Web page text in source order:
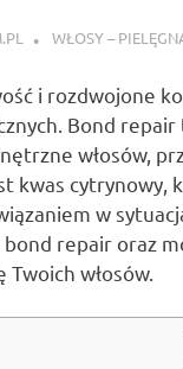
WŁOSY –
i rozdwojone
Bond
włosów,
kwas
w
bond repair oraz
włosów.